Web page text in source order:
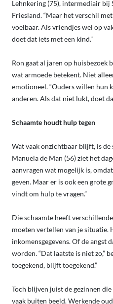
Lehnkering (75), intermediair bij
Friesland. “Maar het verschil
voelbaar. Als vriendjes wel op
doet dat iets met een kind.”
Ron gaat al jaren op
wat armoede betekent. Niet
emotioneel. “Ouders willen hun
anderen. Als dat niet lukt, doet
Schaamte houdt hulp tegen
Wat vaak onzichtbaar blijft, is
Manuela de Man (56) ziet het
aanvragen wat mogelijk is,
geven. Maar er is ook een grote
vindt om hulp te vragen.”
Die schaamte heeft
moeten vertellen van je situatie.
inkomensgegevens. Of de angst
worden. “Dat laatste is niet zo,”
toegekend, blijft toegekend.”
Toch blijven juist de gezinnen
vaak buiten beeld. Werkende